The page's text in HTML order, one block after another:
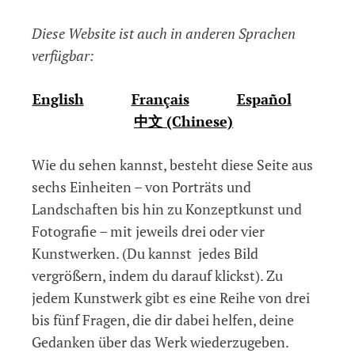
Diese Website ist auch in anderen Sprachen
verfügbar:
English Français
Español
中文 (Chinese)
Wie du sehen kannst, besteht diese Seite aus
sechs Einheiten – von Porträts und
Landschaften bis hin zu Konzeptkunst und
Fotografie – mit jeweils drei oder vier
Kunstwerken. (Du kannst jedes Bild
vergrößern, indem du darauf klickst). Zu
jedem Kunstwerk gibt es eine Reihe von drei
bis fünf Fragen, die dir dabei helfen, deine
Gedanken über das Werk wiederzugeben.